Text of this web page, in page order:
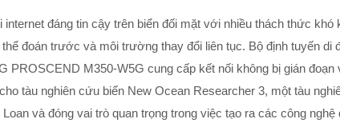
internet đáng tin cậy trên biển đối mặt với nhiều thách thức khó
đoán trước và môi trường thay đổi liên tục. Bộ định tuyến di
PROSCEND M350-W5G cung cấp kết nối không bị gián đoạn
tàu nghiên cứu biển New Ocean Researcher 3, một tàu
và đóng vai trò quan trọng trong việc tạo ra các công nghệ